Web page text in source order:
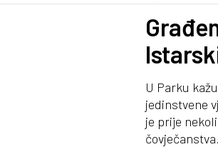
U Parku
jedinstvene
je prije
čovječanstva.